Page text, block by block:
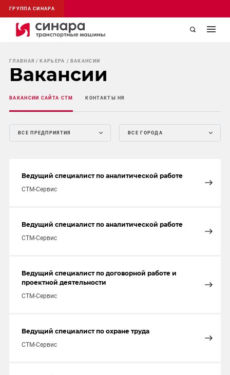
ГРУППА СИНАРА
ГЛАВНАЯ КАРЬЕРА ВАКАНСИИ
Вакансии
ВАКАНСИИ САЙТА СТМ КОНТАКТЫ HR
ВСЕ ПРЕДПРИЯТИЯ ВСЕ ГОРОДА
Ведущий специалист по аналитической работе
СТМ-Сервис
Ведущий специалист по аналитической работе
СТМ-Сервис
Ведущий специалист по договорной работе и
проектной деятельности
СТМ-Сервис
Ведущий специалист по охране труда
СТМ-Сервис